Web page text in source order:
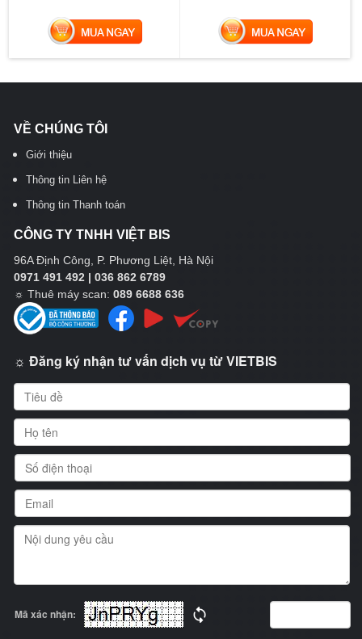
MUA NGAY MUA NGAY
VỀ CHÚNG TÔI
Giới thiệu
Thông tin Liên hệ
Thông tin Thanh toán
CÔNG TY TNHH VIỆT BIS
96A Định Công, P. Phương Liệt, Hà Nội
0971 491 492 | 036 862 6789
☼ Thuê máy scan: 089 6688 636
☼ Đăng ký nhận tư vấn dịch vụ từ VIETBIS
Mã xác nhận: